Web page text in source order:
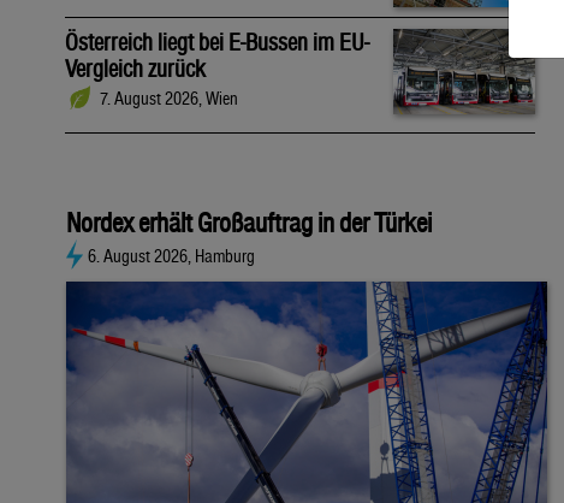
Österreich liegt bei E-Bussen im EU-
Vergleich zurück
7. August 2026, Wien
Nordex erhält Großauftrag in der Türkei
6. August 2026, Hamburg